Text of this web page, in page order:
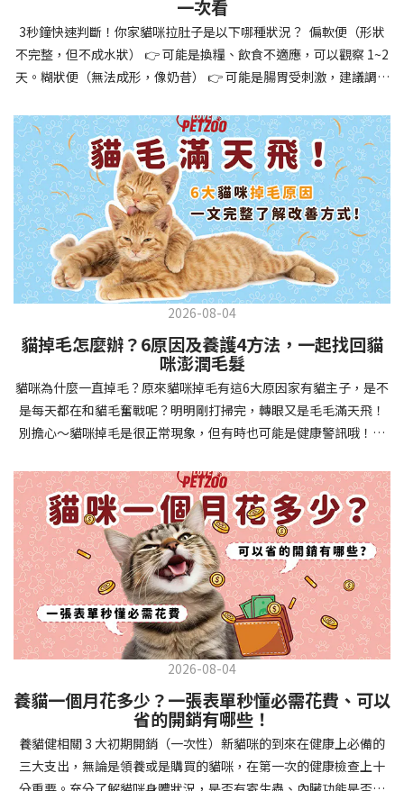
擊行為。這種適應能力使幼犬未來能從容面對獸醫檢查、美容
salon、寄宿或旅行等各種情境，大大提升生活品質。 訓練幼犬不只
是教會指令，更是塑造性格和習慣的過程！ 透過耐心且一致的訓
練，你不僅能擁有一隻聽話的好狗狗，更能建立起相互尊重的終身
相處中獲得回報狗狗訓練指南，六步驟培養幼犬開始幼犬訓練時，
系統性的方法能帶來最佳效果。從信任建立到習慣養成，每個階段
都至關重要，缺一不可。良好的訓練應循序漸進，把握幼犬成長敏
感期，以積極正向的方式引導。遵循這六個步驟，即使是第一次養
狗的新手，也能輕鬆將調皮的小狗訓練成聽話的好夥伴！建立信任
基礎 幼犬訓練的第一步不是教指令，而是建立信任。剛到新家的幼
犬可能感到緊張不安，給予適當空間適應環境很重要。用溫柔的聲
音交談，提供安全舒適的窩，維持規律的餵食和如廁時間，讓幼犬
感到安心。輕輕撫摸、溫柔擁抱，每天安排固定玩耍時間，這些都
任你後，可開始教導基本指令。從簡單的「坐下」開始，再逐步學
習「趴下」、「等待」和「過來」。每次訓練保持在5-10分鐘內，
避免幼犬注意力分散。使用清晰一致的口令和手勢，成功時立即給
予獎勵和讚美。記住，重複是學習的關鍵，每天多次短時間練習效
果最佳。調整日常行為除了基本指令，幼犬還需學習生活禮儀。如
時立即獎勵。另外要處理的常見問題包括咬人、啃咬家具和亂叫。
每當出現不當行為，給予適當替代品（如咬玩具代替咬手），並在
幼犬選擇正確行為時獎勵，這比責罵更有效。社交化訓練 兩個月大
的幼犬正處於社會化黃金期，這階段的經驗將深刻影響未來性格。
安排幼犬接觸不同人類（包括兒童、戴眼鏡的人、使用拐杖的人
等）、各種動物、交通工具和環境聲音。起初保持在安全、受控的
情境中，逐漸增加複雜度。每次正面社交體驗後給予獎勵，建立幼
犬對新事物的積極態度。進階技巧強化 基礎訓練穩固後，可以進入
更複雜的技巧訓練。這包括遠距離控制、不同干擾下的指令遵從、
多步驟動作等。使用延遲獎勵技巧，讓幼犬學會即使沒有立即獎勵
也能保持良好行為。引入不同環境中的訓練，如公園、寵物店等，
幫助幼犬在各種情境下都能聽從指令。維持良好習慣 成功的訓練不
是一次性的，而是需要持續維護。即使幼犬已經掌握所有技能，也
要定期複習，防止行為退化。將訓練融入日常生活，如出門前的
一次看
3秒鐘快速判斷！你家貓咪拉肚子是以下哪種狀況？ 偏軟便（形狀
不完整，但不成水狀） 👉 可能是換糧、飲食不適應，可以觀察 1~2
天。糊狀便（無法成形，像奶昔） 👉 可能是腸胃受刺激，建議調整
若超過 24 小時沒改善，建議就醫。血便（帶血絲或黑色糞便） 👉
可能是嚴重腸胃問題，應立即帶去獸醫院！想知道貓咪拉肚子的真
正原因，只要透過 5 個簡單步驟，就能判斷問題嚴重性，決定是否
需要就醫！接下來我們一起來看看該怎麼做吧！🐾 貓咪拉肚子怎麼
辦？5步驟判斷貓咪拉肚子是否需要馬上看醫生貓咪拉肚子的因素與
許多原因有關，更換食物、誤食異物或不乾淨的東西、寄生蟲、其
他疾病。 5 步驟判斷貓咪拉肚子原因，要不要看醫生？當貓咪拉肚
子時，不用慌張！透過以下 5 個步驟，就能快速判斷原因，並決定
是否需要帶去獸醫院。📌 貓咪拉肚子判斷步驟1：觀察糞便的狀態：
糞便質地是關鍵！不同形態代表不同的腸胃狀況📌 貓咪拉肚子判斷
步驟2：回想最近的飲食變化：有沒有突然換飼料或罐頭？ 有沒有吃
到新零食或人類食物？ 是否誤食異物？📌 貓咪拉肚子判斷步驟3：
確認環境與生活作息：最近是否搬家、換貓砂、新成員加入？ 天氣
是否有變化？ 飼主是否長時間外出？📌 貓咪拉肚子判斷步驟4：觀
察貓咪的精神與食慾：貓咪精神好嗎？、食慾是否正常？，可先觀
下降，表示身體狀況不佳，應儘快就醫！📌 貓咪拉肚子判斷步驟5：
檢查是否需要帶去看獸醫 如果拉肚子 1~2 次但精神好、食慾正常，
可以先觀察，如果腹瀉超過 48 小時或水狀腹瀉 + 嗜睡、食慾下降、
嘔吐 應立即就醫。 透過這 5 個步驟，你可以快速判斷貓咪拉肚子的
原因與嚴重程度，確保毛孩的腸胃健康！如果不確定情況，還是建
議讓獸醫檢查，才能安心哦！🐾💖4種高風險群貓咪拉肚子要小心高
風險貓咪包含：幼貓、老貓、懷孕貓、有慢性疾病貓，這些貓咪在
身體狀況出現警訊時要特別注意，如拉肚子次數超過2次以上，就建
議直接尋求獸醫協助。2要訣判斷貓咪拉肚子要不要看醫生 高風險貓
的貓咪，如拉肚子超過2-3天，建議直接尋求獸醫師協助。並記得提
供觀察紀錄給予獸醫師進行專業判斷。貓咪拉肚子但精神很好？如
果飼主有發現貓咪拉肚子的情形，但貓咪的精神很好。有可能與飲
食方便相關，回想是否進食新的食物，或是正進行飼料更換的過
2026-08-04
貓掉毛怎麼辦？6原因及養護4方法，一起找回貓
咪澎潤毛髮
貓咪為什麼一直掉毛？原來貓咪掉毛有這6大原因家有貓主子，是不
是每天都在和貓毛奮戰呢？明明剛打掃完，轉眼又是毛毛滿天飛！
別擔心～貓咪掉毛是很正常現象，但有時也可能是健康警訊哦！以
兩全其美！貓咪掉毛原因1. 皮膚問題貓咪皮膚問題是造成掉毛的常
見兇手！皮膚發炎、感染或是長期搔癢，都會讓貓咪的毛髮失去健
康光澤並大量脫落。常見的皮膚問題包括皮膚黴菌、細菌感染、疥
癬蟲等寄生蟲，甚至是皮膚過度乾燥。如果發現貓咪皮膚有紅腫、
結痂、脫屑或異常氣味，同時伴隨掉毛，建議盡快帶牠看獸醫哦！
貓咪掉毛原因2. 過敏誰說只有人類會過敏？貓咪也會！貓咪可能對
環境中的塵蟎、花粉、清潔劑，甚至是食物中的某些成分產生過敏
反應。過敏症狀不只是打噴嚏、流眼淚，還會引起皮膚搔癢和掉毛
問題。特別是食物過敏，更是常被忽略的掉毛元兇！如果貓咪經常
抓癢或舔舐特定部位，同時伴隨掉毛，很可能是過敏在作怪呢！貓
咪掉毛原因3. 營養不足貓咪的毛髮健康與營養息息相關！當貓咪飲
食中缺乏必要的蛋白質、脂肪酸（尤其是Omega-3和Omega-
6）、維生素或礦物質時，毛髮就會變得乾燥、脆弱，容易斷裂脫
落。長期餵食低品質或不均衡的貓糧，可能使貓咪營養不良，進而
2026-08-04
養貓一個月花多少？一張表單秒懂必需花費、可以
省的開銷有哪些！
養貓健相關 3 大初期開銷（一次性）新貓咪的到來在健康上必備的
三大支出，無論是領養或是購買的貓咪，在第一次的健康檢查上十